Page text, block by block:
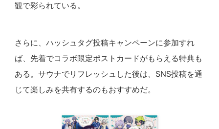
観で彩られている。
さらに、ハッシュタグ投稿キャンペーンに参加すれ
ば、先着でコラボ限定ポストカードがもらえる特典も
ある。サウナでリフレッシュした後は、SNS投稿を通
じて楽しみを共有するのもおすすめだ。